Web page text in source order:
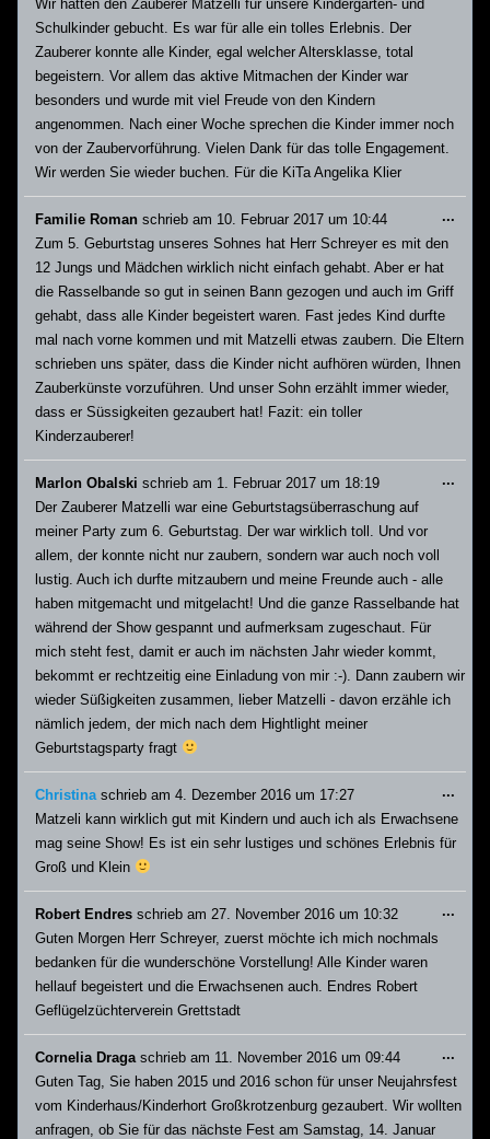
Wir hatten den Zauberer Matzelli für unsere Kindergarten- und
Schulkinder gebucht. Es war für alle ein tolles Erlebnis. Der
Zauberer konnte alle Kinder, egal welcher Altersklasse, total
begeistern. Vor allem das aktive Mitmachen der Kinder war
besonders und wurde mit viel Freude von den Kindern
angenommen. Nach einer Woche sprechen die Kinder immer noch
von der Zaubervorführung. Vielen Dank für das tolle Engagement.
Wir werden Sie wieder buchen. Für die KiTa Angelika Klier
Familie Romanschrieb am 10. Februar 2017 um 10:44
Zum 5. Geburtstag unseres Sohnes hat Herr Schreyer es mit den
12 Jungs und Mädchen wirklich nicht einfach gehabt. Aber er hat
die Rasselbande so gut in seinen Bann gezogen und auch im Griff
gehabt, dass alle Kinder begeistert waren. Fast jedes Kind durfte
mal nach vorne kommen und mit Matzelli etwas zaubern. Die Eltern
schrieben uns später, dass die Kinder nicht aufhören würden, Ihnen
Zauberkünste vorzuführen. Und unser Sohn erzählt immer wieder,
dass er Süssigkeiten gezaubert hat! Fazit: ein toller
Kinderzauberer!
...
Marlon Obalskischrieb am 1. Februar 2017 um 18:19
Der Zauberer Matzelli war eine Geburtstagsüberraschung auf
meiner Party zum 6. Geburtstag. Der war wirklich toll. Und vor
allem, der konnte nicht nur zaubern, sondern war auch noch voll
lustig. Auch ich durfte mitzaubern und meine Freunde auch - alle
haben mitgemacht und mitgelacht! Und die ganze Rasselbande hat
während der Show gespannt und aufmerksam zugeschaut. Für
mich steht fest, damit er auch im nächsten Jahr wieder kommt,
bekommt er rechtzeitig eine Einladung von mir :-). Dann zaubern wir
wieder Süßigkeiten zusammen, lieber Matzelli - davon erzähle ich
nämlich jedem, der mich nach dem Hightlight meiner
Geburtstagsparty fragt
...
Christina schrieb am 4. Dezember 2016 um 17:27
Matzeli kann wirklich gut mit Kindern und auch ich als Erwachsene
mag seine Show! Es ist ein sehr lustiges und schönes Erlebnis für
Groß und Klein
...
ein-/
Robert Endresschrieb am 27. November 2016 um 10:32
Guten Morgen Herr Schreyer, zuerst möchte ich mich nochmals
bedanken für die wunderschöne Vorstellung! Alle Kinder waren
hellauf begeistert und die Erwachsenen auch. Endres Robert
Geflügelzüchterverein Grettstadt
...
Cornelia Dragaschrieb am 11. November 2016 um 09:44
Guten Tag, Sie haben 2015 und 2016 schon für unser Neujahrsfest
vom Kinderhaus/Kinderhort Großkrotzenburg gezaubert. Wir wollten
anfragen, ob Sie für das nächste Fest am Samstag, 14. Januar
...
ein-/